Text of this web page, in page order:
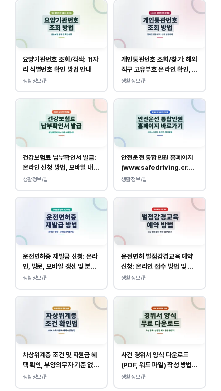
요양기관번호 조회/검색: 11자
리 식별번호 확인 방법 안내
생활정보/팁
개인통관번호 조회/찾기: 해외
직구 고유부호 온라인 확인, 발
급 방법
생활정보/팁
건강보험료 납부확인서 발급:
온라인 신청 방법, 모바일 내역
조회 안내
생활정보/팁
안전운전 통합민원 홈페이지
(www.safedriving.or.kr)
바로가기, 운전면허 민원 사이
생활정보/팁
운전면허증 재발급 신청: 온라
인, 방문, 모바일 갱신 및 분실
대응
생활정보/팁
운전면허 벌점감경교육 예약
신청: 온라인 접수 방법 및 비
용 안내
생활정보/팁
차상위계층 조건 및 지원금 혜
택 확인, 부양의무자 기준 없
이 소득, 재산만 봅니다.
생활정보/팁
사건 경위서 양식 다운로드
(PDF, 워드 파일) 작성 방법
및 예시
생활정보/팁